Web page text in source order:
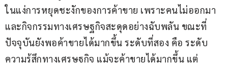
ในแง่การหยุดชะงักของการค้าขาย เพราะคนไม่ออกมา
และกิจกรรมทางเศรษฐกิจสะดุดอย่างฉับพลัน ขณะที่
ปัจจุบันยังพอค้าขายได้มากขึ้น ระดับที่สอง คือ ระดับ
ความรู้สึกทางเศรษฐกิจ แม้จะค้าขายได้มากขึ้น แต่